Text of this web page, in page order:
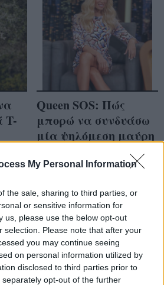
My Personal Information
the sale, sharing to third parties, or
or sensitive information for
us, please use the below opt-out
selection. Please note that after your
you may continue seeing
on personal information utilized by
disclosed to third parties prior to
opt-out of the further
T-
Queen SOS: Πώς
μπορώ να συνδυάσω
μία ψηλόμεση μαύρη